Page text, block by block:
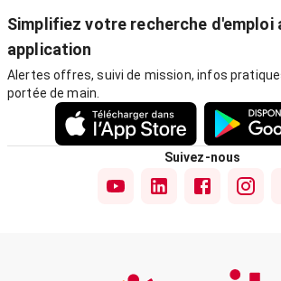
Simplifiez votre recherche d'emploi
application
Alertes offres, suivi de mission, infos
portée de main.
Suivez-nous